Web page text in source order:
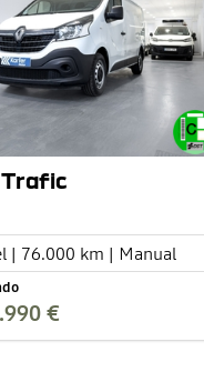
| 76.000 km | Manual
€